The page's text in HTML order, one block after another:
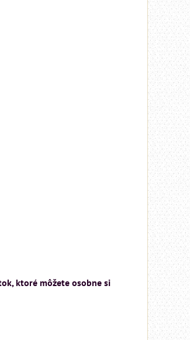
ktoré môžete osobne si